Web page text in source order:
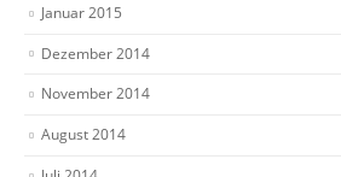
Januar 2015
Dezember 2014
November 2014
August 2014